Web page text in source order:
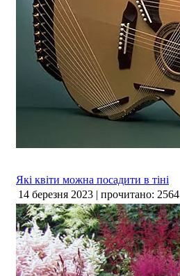
Які квіти можна посадити в тіні
14 березня 2023 | прочитано: 2564